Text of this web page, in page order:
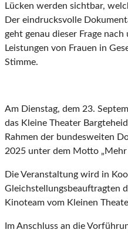
Lücken werden sichtbar,
Der eindrucksvolle
geht genau dieser Frage
Leistungen von Frauen in
Stimme.
Am Dienstag, dem 23.
das Kleine Theater
Rahmen der bundesweiten
2025 unter dem Motto „Mehr
Die Veranstaltung wird in
Gleichstellungsbeauftragten
Kinoteam vom Kleinen
Im Anschluss an die